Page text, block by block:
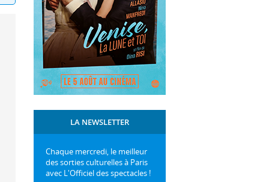
LA NEWSLETTER
Chaque mercredi, le meilleur
des sorties culturelles à Paris
avec L'Officiel des spectacles !